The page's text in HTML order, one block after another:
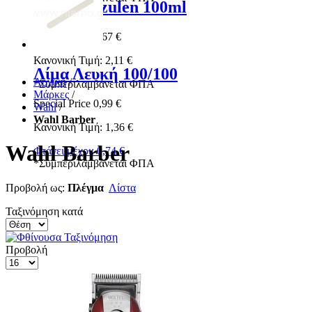
Ρολέτα Azulen 100ml
1,67 €
Κανονική Τιμή: 2,11 €
*Συμπεριλαμβάνεται ΦΠΑ
Λίμα Λευκή 100/100
Special Price 0,99 €
Κανονική Τιμή: 1,36 €
Φτάνει μέχρι: 0,74 €
*Συμπεριλαμβάνεται ΦΠΑ
Αρχική /
Μάρκες /
Wahl /
Wahl Barber
Wahl Barber
Προβολή ως: Πλέγμα Λίστα
Ταξινόμηση κατά
Προβολή